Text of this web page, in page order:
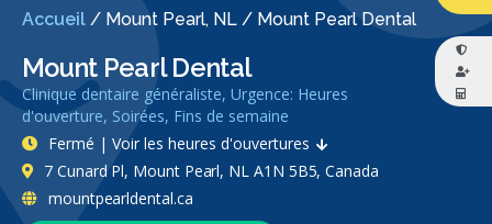
Accueil / Mount Pearl, NL / Mount Pearl Dental
Mount Pearl Dental
Clinique dentaire généraliste, Urgence: Heures
d'ouverture, Soirées, Fins de semaine
Fermé | Voir les heures d'ouvertures
7 Cunard Pl, Mount Pearl, NL A1N 5B5, Canada
mountpearldental.ca